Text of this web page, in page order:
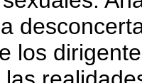
los